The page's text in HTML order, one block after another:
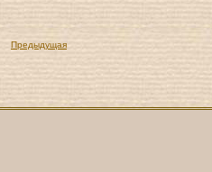
Предыдущая